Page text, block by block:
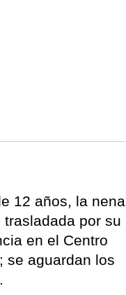
12 años, la nena
por su
en el Centro
se aguardan los